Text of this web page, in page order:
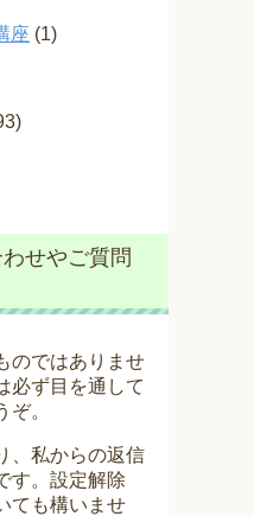
座 (1)
せやご質問
のではありませ
必ず目を通して
。
、私からの返信
す。設定解除
ても構いませ